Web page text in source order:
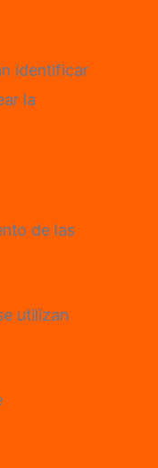
identificar
la
de las
utilizan